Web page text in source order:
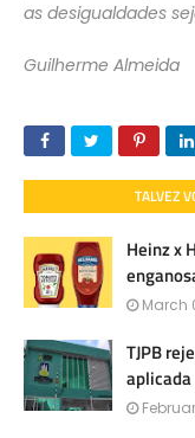
as desigualdades
Guilherme Almeida
TALVEZ
Heinz x
March
TJPB
aplicada